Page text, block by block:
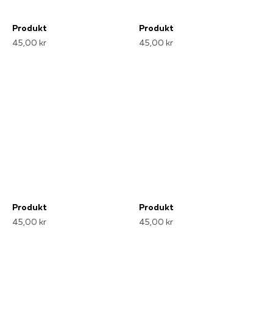
Produkt
45,00 kr
Produkt
45,00 kr
Produkt
45,00 kr
Produkt
45,00 kr